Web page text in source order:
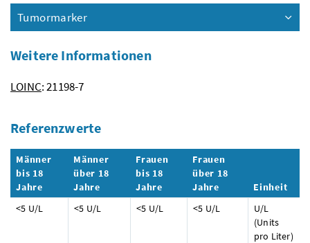
Tumormarker
Weitere Informationen
LOINC: 21198-7
Referenzwerte
Männer
bis 18
Jahre
Männer
über 18
Jahre
Frauen
bis 18
Jahre
Frauen
über 18
Jahre
Einheit
<5 U/L <5 U/L <5 U/L <5 U/L
U/L
(Units
pro Liter)